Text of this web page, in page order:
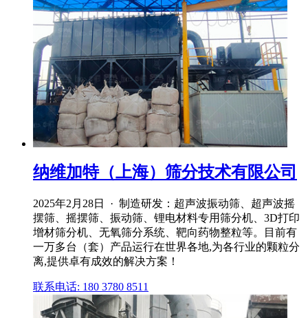
纳维加特（上海）筛分技术有限公司
2025年2月28日 · 制造研发：超声波振动筛、超声波摇
摆筛、摇摆筛、振动筛、锂电材料专用筛分机、3D打印
增材筛分机、无氧筛分系统、靶向药物整粒等。目前有
一万多台（套）产品运行在世界各地,为各行业的颗粒分
离,提供卓有成效的解决方案！
联系电话: 180 3780 8511